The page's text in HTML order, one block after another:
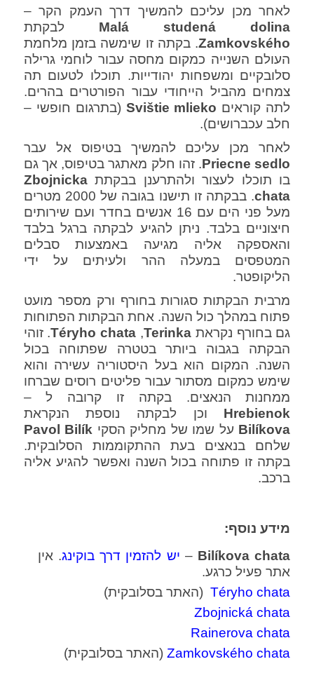
לאחר מכן עליכם להמשיך דרך העמק הקר –
Malá studená dolina לבקתת
Zamkovského. בקתה זו שימשה בזמן מלחמת
העולם השנייה כמקום מחסה עבור לוחמי גרילה
סלובקיים ומשפחות יהודייות. תוכלו לטעום תה
צמחים מהביל הייחודי עבור הפורטרים בהרים.
לתה קוראים Svištie mlieko (בתרגום חופשי –
חלב עכברושים).
לאחר מכן עליכם להמשיך בטיפוס אל עבר
Priecne sedlo. זהו חלק מאתגר בטיפוס, אך גם
בו תוכלו לעצור ולהתרענן בבקתתZbojnicka
chata
. בבקתה זו תישנו בגובה של 2000 מטרים
מעל פני הים עם 16 אנשים בחדר ועם שירותים
חיצוניים בלבד. ניתן להגיע לבקתה ברגל בלבד
והאספקה אליה מגיעה באמצעות סבלים
המטפסים במעלה ההר ולעיתים על ידי
הליקופטר.
מרבית הבקתות סגורות בחורף ורק מספר מועט
פתוח במהלך כול השנה. אחת הבקתות הפתוחות
גם בחורף נקראת
Téryho chata ,Terinka
. זוהי
הבקתה בגבוה ביותר בטטרה שפתוחה בכול
השנה. המקום הוא בעל היסטוריה עשירה והוא
שימש כמקום מסתור עבור פליטים רוסים שברחו
ממחנות הנאצים. בקתה זו קרובה ל –
Hrebienok וכן לבקתה נוספת הנקראת
Bilíkova על שמו של מחליק הסקי Pavol Bilík
שלחם בנאצים בעת ההתקוממות הסלובקית.
בקתה זו פתוחה בכול השנה ואפשר להגיע אליה
ברכב.
מידע נוסף:
Bilíkova chata
– יש להזמין דרך בוקינג. אין
אתר פעיל כרגע.
Téryho chata(האתר בסלובקית)
Zbojnická chata
Rainerova chata
Zamkovského chata(האתר בסלובקית)